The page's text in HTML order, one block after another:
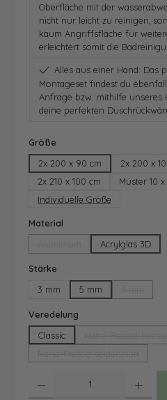
Oberfläche mit der
nicht nur leicht zu reinigen,
kaum Angriffsfläche für
erleichtert somit die
Alles aus einer Hand: Das
Montageset findest du
Anfrage bzw. mithilfe
deine perfekten
Größe
2x 200 x 90 cm
2x 200 x
2x 210 x 100 cm
Muster 10
Individuelle Größe
Material
(Diese Option ist zurzeit nicht
Acrylglas 3D
Stärke
3 mm
5 mm
Veredelung
Classic